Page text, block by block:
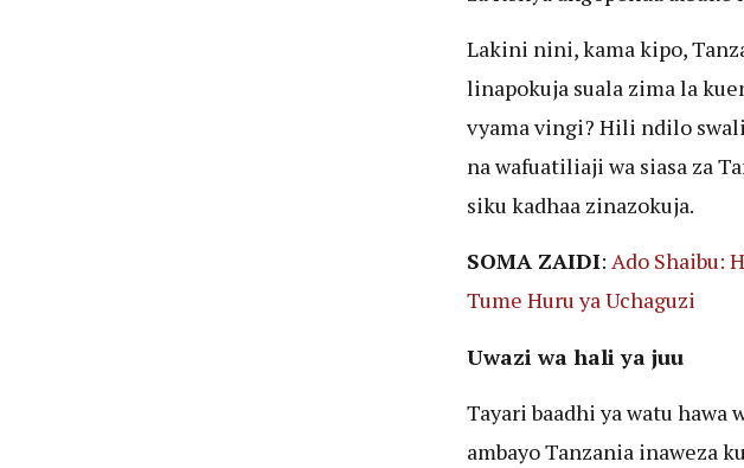
Lakini nini, kama kipo,
linapokuja suala zima la
vyama vingi? Hili ndilo
na wafuatiliaji wa siasa za
siku kadhaa zinazokuja.
SOMA ZAIDI: Ado Shaibu:
Tume Huru ya Uchaguzi
Uwazi wa hali ya juu
Tayari baadhi ya watu hawa
ambayo Tanzania inaweza